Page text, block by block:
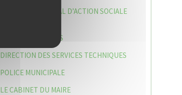
CENTRE COMMUNAL D’ACTION SOCIALE
CAISSE DES ÉCOLES
DIRECTION DES SERVICES TECHNIQUES
POLICE MUNICIPALE
LE CABINET DU MAIRE